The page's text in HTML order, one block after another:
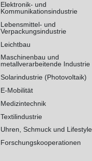
Elektronik- und
Kommunikationsindustrie
Lebensmittel- und
Verpackungsindustrie
Leichtbau
Maschinenbau und
metallverarbeitende Industrie
Solarindustrie (Photovoltaik)
E-Mobilität
Medizintechnik
Textilindustrie
Uhren, Schmuck und Lifestyle
Forschungskooperationen